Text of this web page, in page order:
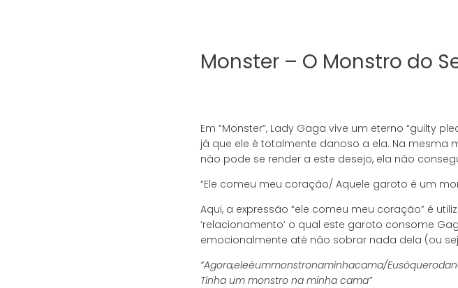
Monster – O Monstro do
Em “Monster”, Lady Gaga vive um eterno “guilty
já que ele é totalmente danoso a ela. Na
não pode se render a este desejo, ela não
“Ele comeu meu coração/ Aquele garoto é um
Aqui, a expressão “ele comeu meu coração” é
‘relacionamento’ o qual este garoto consome
emocionalmente até não sobrar nada dela (ou
“Agora,eleéummonstronaminhacama/Eusóquero
Tinha um monstro na minha cama”